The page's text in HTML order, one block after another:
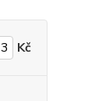
Kč